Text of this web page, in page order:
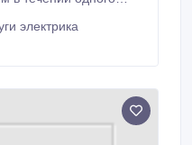
электрика